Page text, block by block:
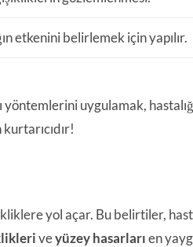
etkenini belirlemek için yapılır.
uygulamak,
yol açar. Bu belirtiler,
veyüzey hasarlarıen